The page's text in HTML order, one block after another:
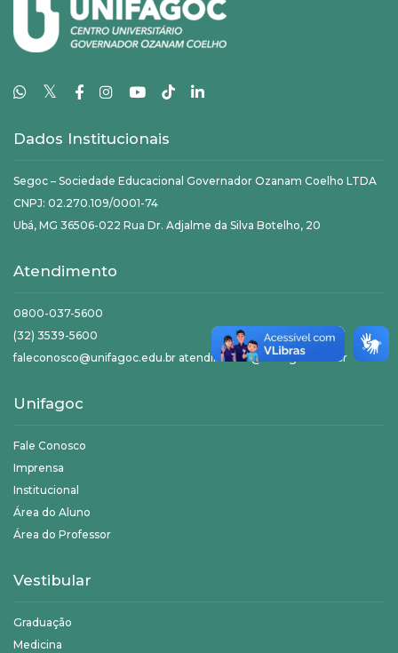
𝕏
Dados Institucionais
Segoc – Sociedade Educacional Governador Ozanam Coelho LTDA
CNPJ: 02.270.109/0001-74
Ubá, MG 36506-022 Rua Dr. Adjalme da Silva Botelho, 20
Atendimento
0800-037-5600
(32) 3539-5600
faleconosco@unifagoc.edu.br atendimento@unifagoc.edu.br
Unifagoc
Fale Conosco
Imprensa
Institucional
Área do Aluno
Área do Professor
Vestibular
Graduação
Medicina